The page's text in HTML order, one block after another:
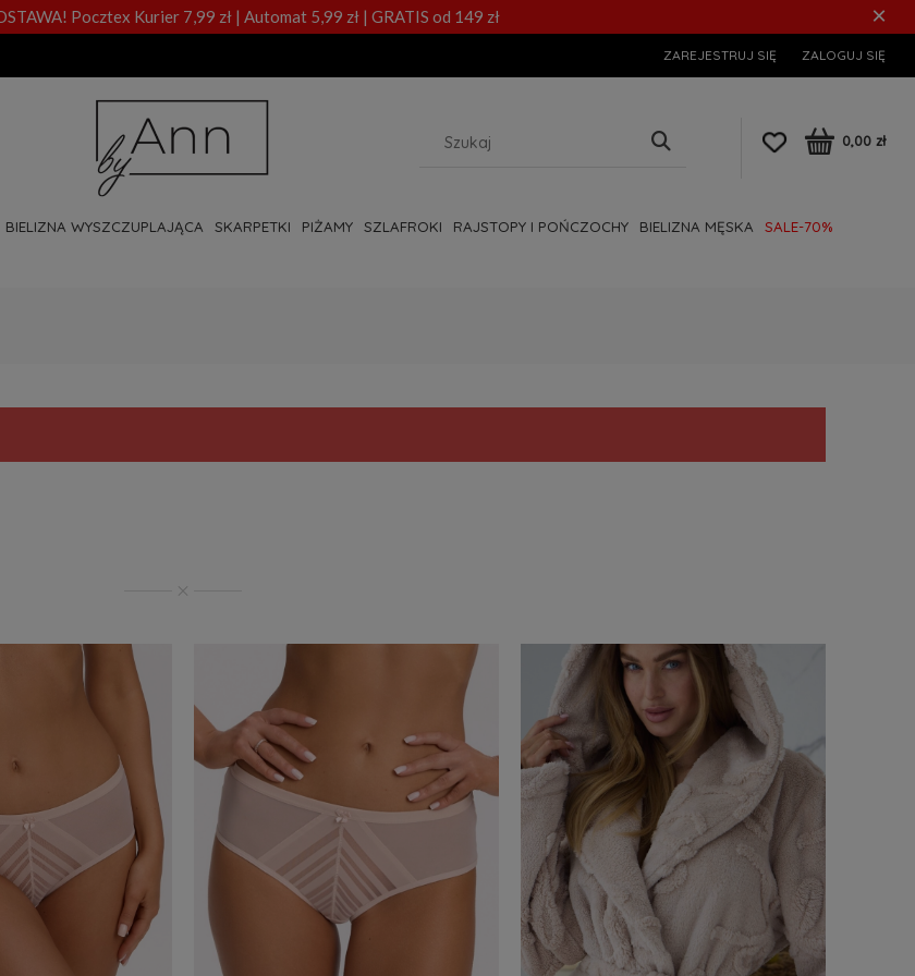
Pocztex Kurier 7,99 zł | Automat 5,99 zł | GRATIS od 149 zł ×
ZAREJESTRUJ SIĘ ZALOGUJ SIĘ
0,00 zł
BIELIZNA WYSZCZUPLAJĄCA SKARPETKI PIŻAMY SZLAFROKI RAJSTOPY I POŃCZOCHY BIELIZNA MĘSKA SALE-70%